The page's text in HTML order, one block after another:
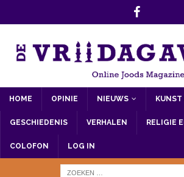
HOME OPINIE NIEUWS KUNST
GESCHIEDENIS VERHALEN RELIGIE
COLOFON LOG IN